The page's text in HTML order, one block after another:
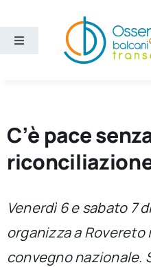
contenuto
Toggle
Temi
Ricerca e divulgazione
Sezioni
Chi siamo
C’è pace
Venerdì 6 e sabato 7
organizza a Rovereto
convegno nazionale.